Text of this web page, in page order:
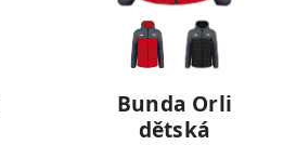
Bunda Orli
dětská